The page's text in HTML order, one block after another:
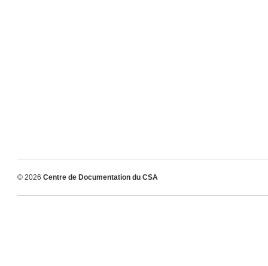
© 2026 Centre de Documentation du CSA